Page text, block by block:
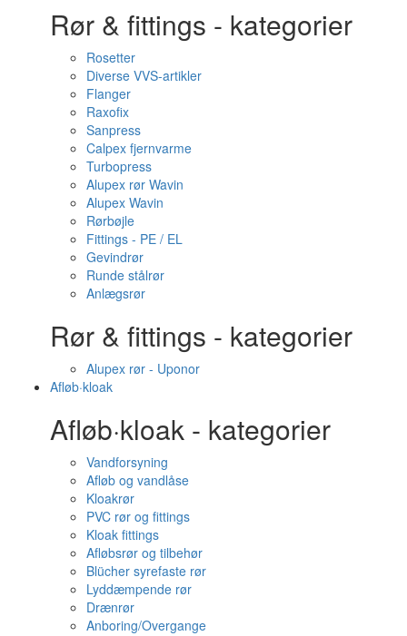
Rør & fittings - kategorier
Rosetter
Diverse VVS-artikler
Flanger
Raxofix
Sanpress
Calpex fjernvarme
Turbopress
Alupex rør Wavin
Alupex Wavin
Rørbøjle
Fittings - PE / EL
Gevindrør
Runde stålrør
Anlægsrør
Rør & fittings - kategorier
Alupex rør - Uponor
Afløb·kloak
Afløb·kloak - kategorier
Vandforsyning
Afløb og vandlåse
Kloakrør
PVC rør og fittings
Kloak fittings
Afløbsrør og tilbehør
Blücher syrefaste rør
Lyddæmpende rør
Drænrør
Anboring/Overgange